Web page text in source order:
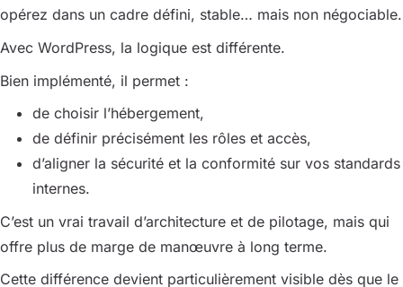
opérez dans un cadre défini, stable… mais non négociable.
Avec WordPress, la logique est différente.
Bien implémenté, il permet :
de choisir l’hébergement,
de définir précisément les rôles et accès,
d’aligner la sécurité et la conformité sur vos standards
internes.
C’est un vrai travail d’architecture et de pilotage, mais qui
offre plus de marge de manœuvre à long terme.
Cette différence devient particulièrement visible dès que le